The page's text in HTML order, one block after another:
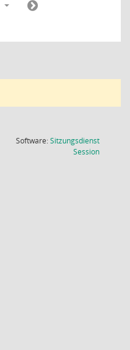
Software:Sitzungsdienst
Session(Wird in